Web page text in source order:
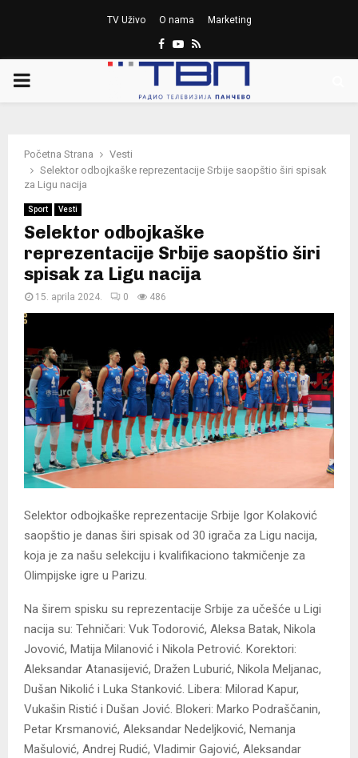
TV Uživo O nama Marketing
Facebook
Youtube
Rss
PRIMARY
Početna Strana
Vesti
Selektor odbojkaške reprezentacije Srbije saopštio širi spisak
za Ligu nacija
Sport Vesti
Selektor odbojkaške
reprezentacije Srbije saopštio širi
spisak za Ligu nacija
15. aprila 2024. 0 486
Selektor odbojkaške reprezentacije Srbije Igor Kolaković
saopštio je danas širi spisak od 30 igrača za Ligu nacija,
koja je za našu selekciju i kvalifikaciono takmičenje za
Olimpijske igre u Parizu.
Na širem spisku su reprezentacije Srbije za učešće u Ligi
nacija su: Tehničari: Vuk Todorović, Aleksa Batak, Nikola
Jovović, Matija Milanović i Nikola Petrović. Korektori:
Aleksandar Atanasijević, Dražen Luburić, Nikola Meljanac,
Dušan Nikolić i Luka Stanković. Libera: Milorad Kapur,
Vukašin Ristić i Dušan Jović. Blokeri: Marko Podraščanin,
Petar Krsmanović, Aleksandar Nedeljković, Nemanja
Mašulović, Andrej Rudić, Vladimir Gajović, Aleksandar